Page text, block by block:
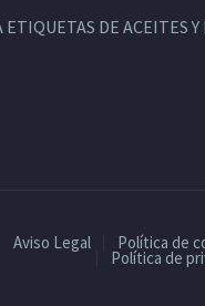
DE ACEITES
Aviso Legal Política de
Política de